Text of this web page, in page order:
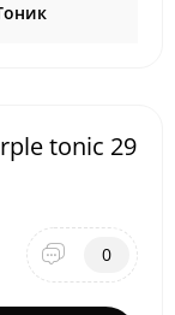
tonic 29
0